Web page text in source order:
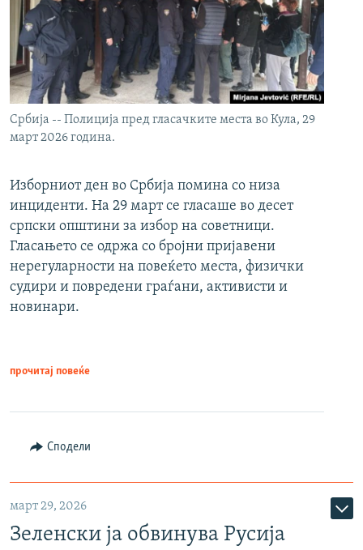
Србија -- Полиција пред гласачките места во Кула, 29
март 2026 година.
Изборниот ден во Србија помина со низа
инциденти. На 29 март се гласаше во десет
српски општини за избор на советници.
Гласањето се одржа со бројни пријавени
нерегуларности на повеќето места, физички
судири и повредени граѓани, активисти и
новинари.
прочитај повеќе
Сподели
март 29, 2026
Зеленски ја обвинува Русија